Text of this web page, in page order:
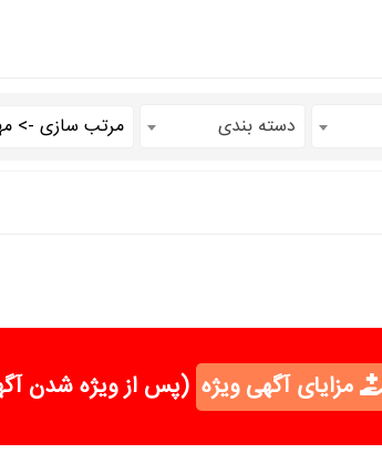
دسته بندی
مزایای آگهی ویژه (پس از ویژه شدن